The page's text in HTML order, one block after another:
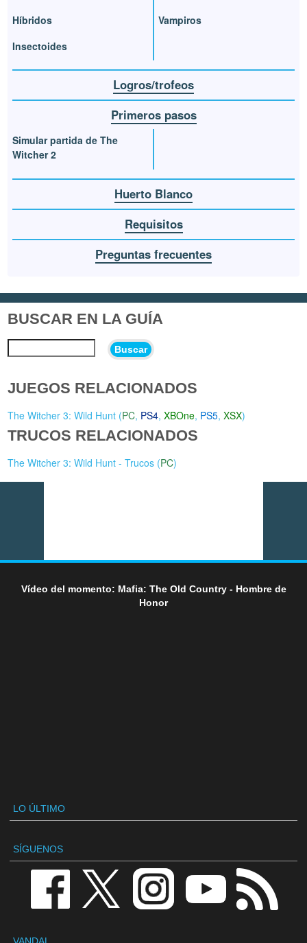
Híbridos
Insectoides
Vampiros
Logros/trofeos
Primeros pasos
Simular partida de The
Witcher 2
Huerto Blanco
Requisitos
Preguntas frecuentes
BUSCAR EN LA GUÍA
Buscar
JUEGOS RELACIONADOS
The Witcher 3: Wild Hunt (PC, PS4,XBOne, PS5,XSX)
TRUCOS RELACIONADOS
The Witcher 3: Wild Hunt - Trucos (PC)
Vídeo del momento: Mafia: The Old Country - Hombre de
Honor
LO ÚLTIMO
SÍGUENOS
VANDAL